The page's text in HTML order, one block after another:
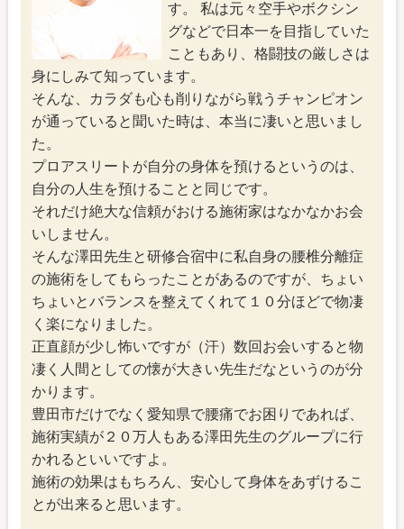
す。 私は元々空手やボクシン
グなどで日本一を目指していた
こともあり、格闘技の厳しさは
身にしみて知っています。
そんな、カラダも心も削りながら戦うチャンピオン
が通っていると聞いた時は、本当に凄いと思いまし
た。
プロアスリートが自分の身体を預けるというのは、
自分の人生を預けることと同じです。
それだけ絶大な信頼がおける施術家はなかなかお会
いしません。
そんな澤田先生と研修合宿中に私自身の腰椎分離症
の施術をしてもらったことがあるのですが、ちょい
ちょいとバランスを整えてくれて１０分ほどで物凄
く楽になりました。
正直顔が少し怖いですが（汗）数回お会いすると物
凄く人間としての懐が大きい先生だなというのが分
かります。
豊田市だけでなく愛知県で腰痛でお困りであれば、
施術実績が２０万人もある澤田先生のグループに行
かれるといいですよ。
施術の効果はもちろん、安心して身体をあずけるこ
とが出来ると思います。